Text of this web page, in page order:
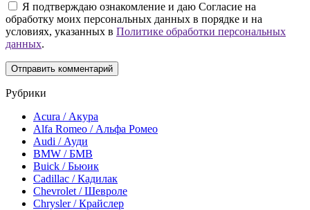
Я подтверждаю ознакомление и даю Согласие на
обработку моих персональных данных в порядке и на
условиях, указанных в Политике обработки персональных
данных.
Рубрики
Acura / Акура
Alfa Romeo / Альфа Ромео
Audi / Ауди
BMW / БМВ
Buick / Бьюик
Cadillac / Кадилак
Chevrolet / Шевроле
Chrysler / Крайслер